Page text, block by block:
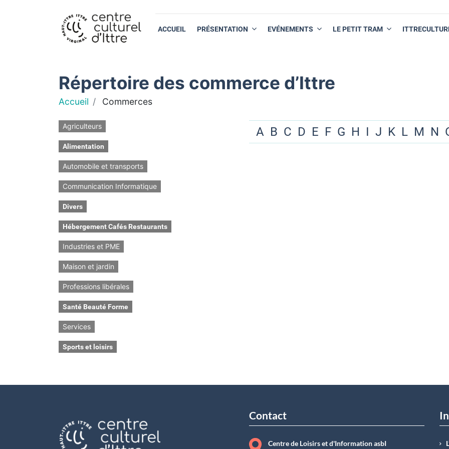
ACCUEIL PRÉSENTATION EVÉNEMENTS LE PETIT TRAM
Répertoire des commerce d’Ittre
Accueil Commerces
Agriculteurs
Alimentation
Automobile et transports
Communication Informatique
Divers
Hébergement Cafés Restaurants
Industries et PME
Maison et jardin
Professions libérales
Santé Beauté Forme
Services
Sports et loisirs
A B C D E F G H I J K L M N
Contact
Centre de Loisirs et d'Information asbI